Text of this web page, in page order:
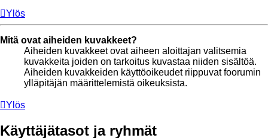
Ylös
Mitä ovat aiheiden kuvakkeet?
Aiheiden kuvakkeet ovat aiheen aloittajan valitsemia
kuvakkeita joiden on tarkoitus kuvastaa niiden sisältöä.
Aiheiden kuvakkeiden käyttöoikeudet riippuvat foorumin
ylläpitäjän määrittelemistä oikeuksista.
Ylös
Käyttäjätasot ja ryhmät